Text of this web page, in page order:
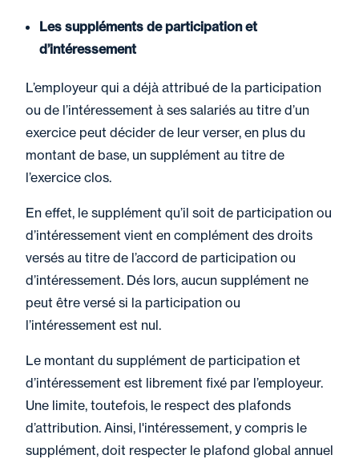
Les suppléments de participation et
d’intéressement
L’employeur qui a déjà attribué de la participation
ou de l’intéressement à ses salariés au titre d’un
exercice peut décider de leur verser, en plus du
montant de base, un supplément au titre de
l’exercice clos.
En effet, le supplément qu’il soit de participation ou
d’intéressement vient en complément des droits
versés au titre de l’accord de participation ou
d’intéressement. Dés lors, aucun supplément ne
peut être versé si la participation ou
l’intéressement est nul.
Le montant du supplément de participation et
d’intéressement est librement fixé par l’employeur.
Une limite, toutefois, le respect des plafonds
d’attribution. Ainsi, l'intéressement, y compris le
supplément, doit respecter le plafond global annuel